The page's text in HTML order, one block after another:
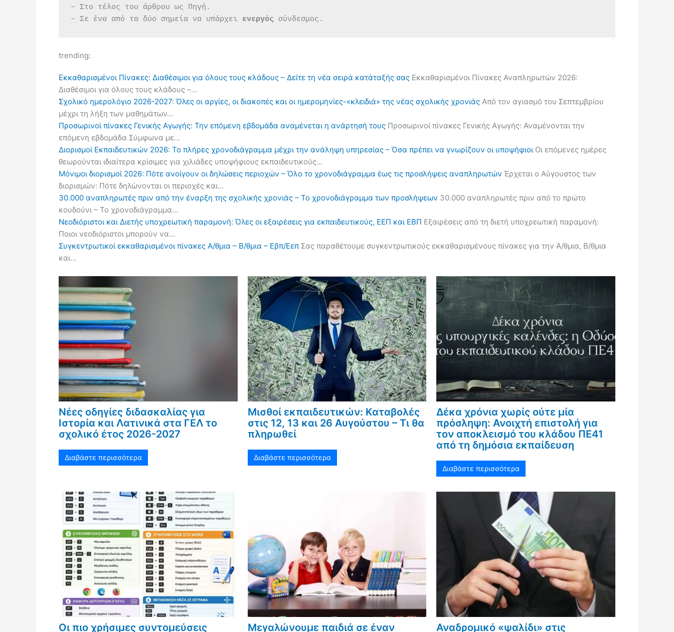
– Στο τέλος του άρθρου ως Πηγή.
– Σε ένα από τα δύο σημεία να υπάρχει ενεργός σύνδεσμος.
trending:
Εκκαθαρισμένοι Πίνακες: Διαθέσιμοι για όλους τους κλάδους – Δείτε τη νέα σειρά κατάταξής σας Εκκαθαρισμένοι Πίνακες Αναπληρωτών 2026:
Διαθέσιμοι για όλους τους κλάδους –…
Σχολικό ημερολόγιο 2026-2027: Όλες οι αργίες, οι διακοπές και οι ημερομηνίες-«κλειδιά» της νέας σχολικής χρονιάς Από τον αγιασμό του Σεπτεμβρίου
μέχρι τη λήξη των μαθημάτων…
Προσωρινοί πίνακες Γενικής Αγωγής: Την επόμενη εβδομάδα αναμένεται η ανάρτησή τους Προσωρινοί πίνακες Γενικής Αγωγής: Αναμένονται την
επόμενη εβδομάδα Σύμφωνα με…
Διορισμοί Εκπαιδευτικών 2026: Το πλήρες χρονοδιάγραμμα μέχρι την ανάληψη υπηρεσίας – Όσα πρέπει να γνωρίζουν οι υποψήφιοι Οι επόμενες ημέρες
θεωρούνται ιδιαίτερα κρίσιμες για χιλιάδες υποψήφιους εκπαιδευτικούς…
Μόνιμοι διορισμοί 2026: Πότε ανοίγουν οι δηλώσεις περιοχών – Όλο το χρονοδιάγραμμα έως τις προσλήψεις αναπληρωτών Έρχεται ο Αύγουστος των
διορισμών: Πότε δηλώνονται οι περιοχές και…
30.000 αναπληρωτές πριν από την έναρξη της σχολικής χρονιάς – Το χρονοδιάγραμμα των προσλήψεων 30.000 αναπληρωτές πριν από το πρώτο
κουδούνι – Το χρονοδιάγραμμα…
Νεοδιόριστοι και Διετής υποχρεωτική παραμονή: Όλες οι εξαιρέσεις για εκπαιδευτικούς, ΕΕΠ και ΕΒΠ Εξαιρέσεις από τη διετή υποχρεωτική παραμονή:
Ποιοι νεοδιόριστοι μπορούν να…
Συγκεντρωτικοί εκκαθαρισμένοι πίνακες Α/θμια – Β/θμια – Εβπ/Εεπ Σας παραθέτουμε συγκεντρωτικούς εκκαθαρισμένους πίνακες για την Α/θμια, Β/θμια
και…
Νέες οδηγίες διδασκαλίας για
Ιστορία και Λατινικά στα ΓΕΛ το
σχολικό έτος 2026-2027
Διαβάστε περισσότερα
Μισθοί εκπαιδευτικών: Καταβολές
στις 12, 13 και 26 Αυγούστου – Τι θα
πληρωθεί
Διαβάστε περισσότερα
Δέκα χρόνια χωρίς ούτε μία
πρόσληψη: Ανοιχτή επιστολή για
τον αποκλεισμό του κλάδου ΠΕ41
από τη δημόσια εκπαίδευση
Διαβάστε περισσότερα
Οι πιο χρήσιμες συντομεύσεις Μεγαλώνουμε παιδιά σε έναν Αναδρομικό «ψαλίδι» στις